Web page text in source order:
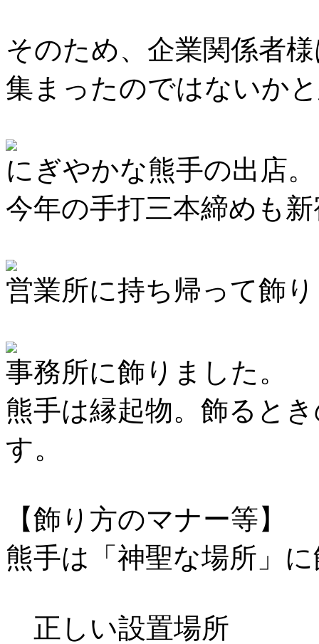
そのため、企業関係者
集まったのではないか
にぎやかな熊手の出店。
今年の手打三本締めも
営業所に持ち帰って飾
事務所に飾りました。
熊手は縁起物。飾ると
す。
【飾り方のマナー等】
熊手は「神聖な場所」
正しい設置場所